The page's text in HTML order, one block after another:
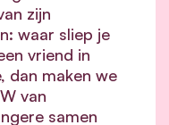
zijn
waar sliep je
vriend in
dan maken we
van
samen